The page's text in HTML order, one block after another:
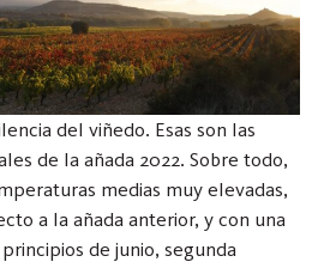
del viñedo. Esas son las
de la añada 2022. Sobre todo,
medias muy elevadas,
a la añada anterior, y con una
de junio, segunda